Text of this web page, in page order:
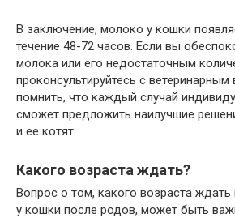
В заключение, молоко у кошки
течение 48-72 часов. Если вы
молока или его недостаточным
проконсультируйтесь с
помнить, что каждый случай
сможет предложить наилучшие
и ее котят.
Какого возраста ждать?
Вопрос о том, какого возраста
у кошки после родов, может быть